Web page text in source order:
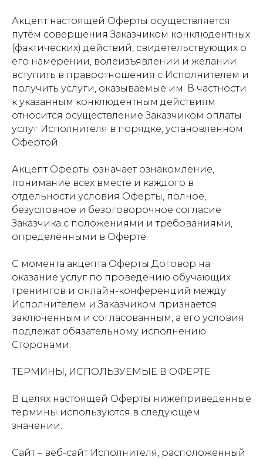
Акцепт настоящей Оферты осуществляется
путём совершения Заказчиком конклюдентных
(фактических) действий, свидетельствующих о
его намерении, волеизъявлении и желании
вступить в правоотношения с Исполнителем и
получить услуги, оказываемые им. В частности
к указанным конклюдентным действиям
относится осуществление Заказчиком оплаты
услуг Исполнителя в порядке, установленном
Офертой.
Акцепт Оферты означает ознакомление,
понимание всех вместе и каждого в
отдельности условия Оферты, полное,
безусловное и безоговорочное согласие
Заказчика с положениями и требованиями,
определёнными в Оферте.
С момента акцепта Оферты Договор на
оказание услуг по проведению обучающих
тренингов и онлайн-конференций между
Исполнителем и Заказчиком признается
заключенным и согласованным, а его условия
подлежат обязательному исполнению
Сторонами.
ТЕРМИНЫ, ИСПОЛЬЗУЕМЫЕ В ОФЕРТЕ
В целях настоящей Оферты нижеприведенные
термины используются в следующем
значении:
Сайт – веб-сайт Исполнителя, расположенный